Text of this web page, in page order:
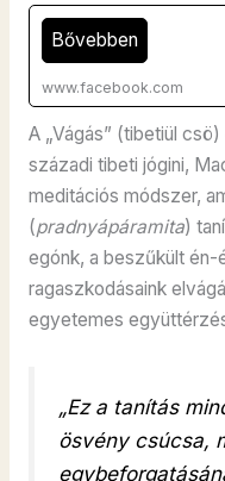
Bővebben
www.facebook.com
A „Vágás” (tibetiül
századi tibeti jógini,
meditációs módszer,
(pradnyápáramita)
egónk, a beszűkült én-
ragaszkodásaink
egyetemes
„Ez a tanítás
ösvény csúcsa,